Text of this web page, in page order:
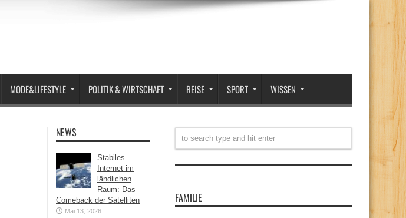
MODE&LIFESTYLE POLITIK & WIRTSCHAFT REISE SPORT WISSEN
NEWS
Stabiles
Internet im
ländlichen
Raum: Das
Comeback der Satelliten
Mai 13, 2026
FAMILIE